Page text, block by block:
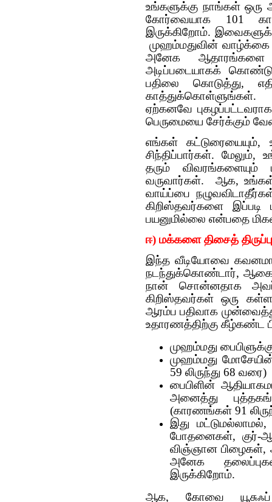
உங்களுக்கு நாங்கள் ஒரு
கோர்வையாக 101
இருக்கிறோம்.
முஹம்மதுவின்
அனேக
அடிப்படையாகக்
பதிலை கொடுத்து,
ஏற்கனவே
பெருமையை சேர்க்கும்
எங்கள் கட்டுரையையும்,
சிந்திப்பார்கள். மேலும்,
தரும் விவரங்களையும்
வருவார்கள். ஆக,
வாய்ப்பை
கிறிஸ்தவர்களை இப்படி
பயனுமில்லை என்பதை
ஈ) மக்களை திசைத்
இந்த வீடியோவை
நடந்துக்கொண்டார்,
நான் சொன்னதாக அவர்
கிறிஸ்தவர்கள் ஒரு
ஆரம்ப பதிவாக
உதாரணத்திற்கு கீழ்கண்ட
முஹம்மது
முஹம்மது
59 லிருந்து 68 வரை)
பைபிளின்
அனைத்து
(காரணங்கள் 91
இது
போதனைகள், குர்-
விஞ்ஞான பிழைகள்,
அனேக
இருக்கிறோம்.
ஆக, கோவை